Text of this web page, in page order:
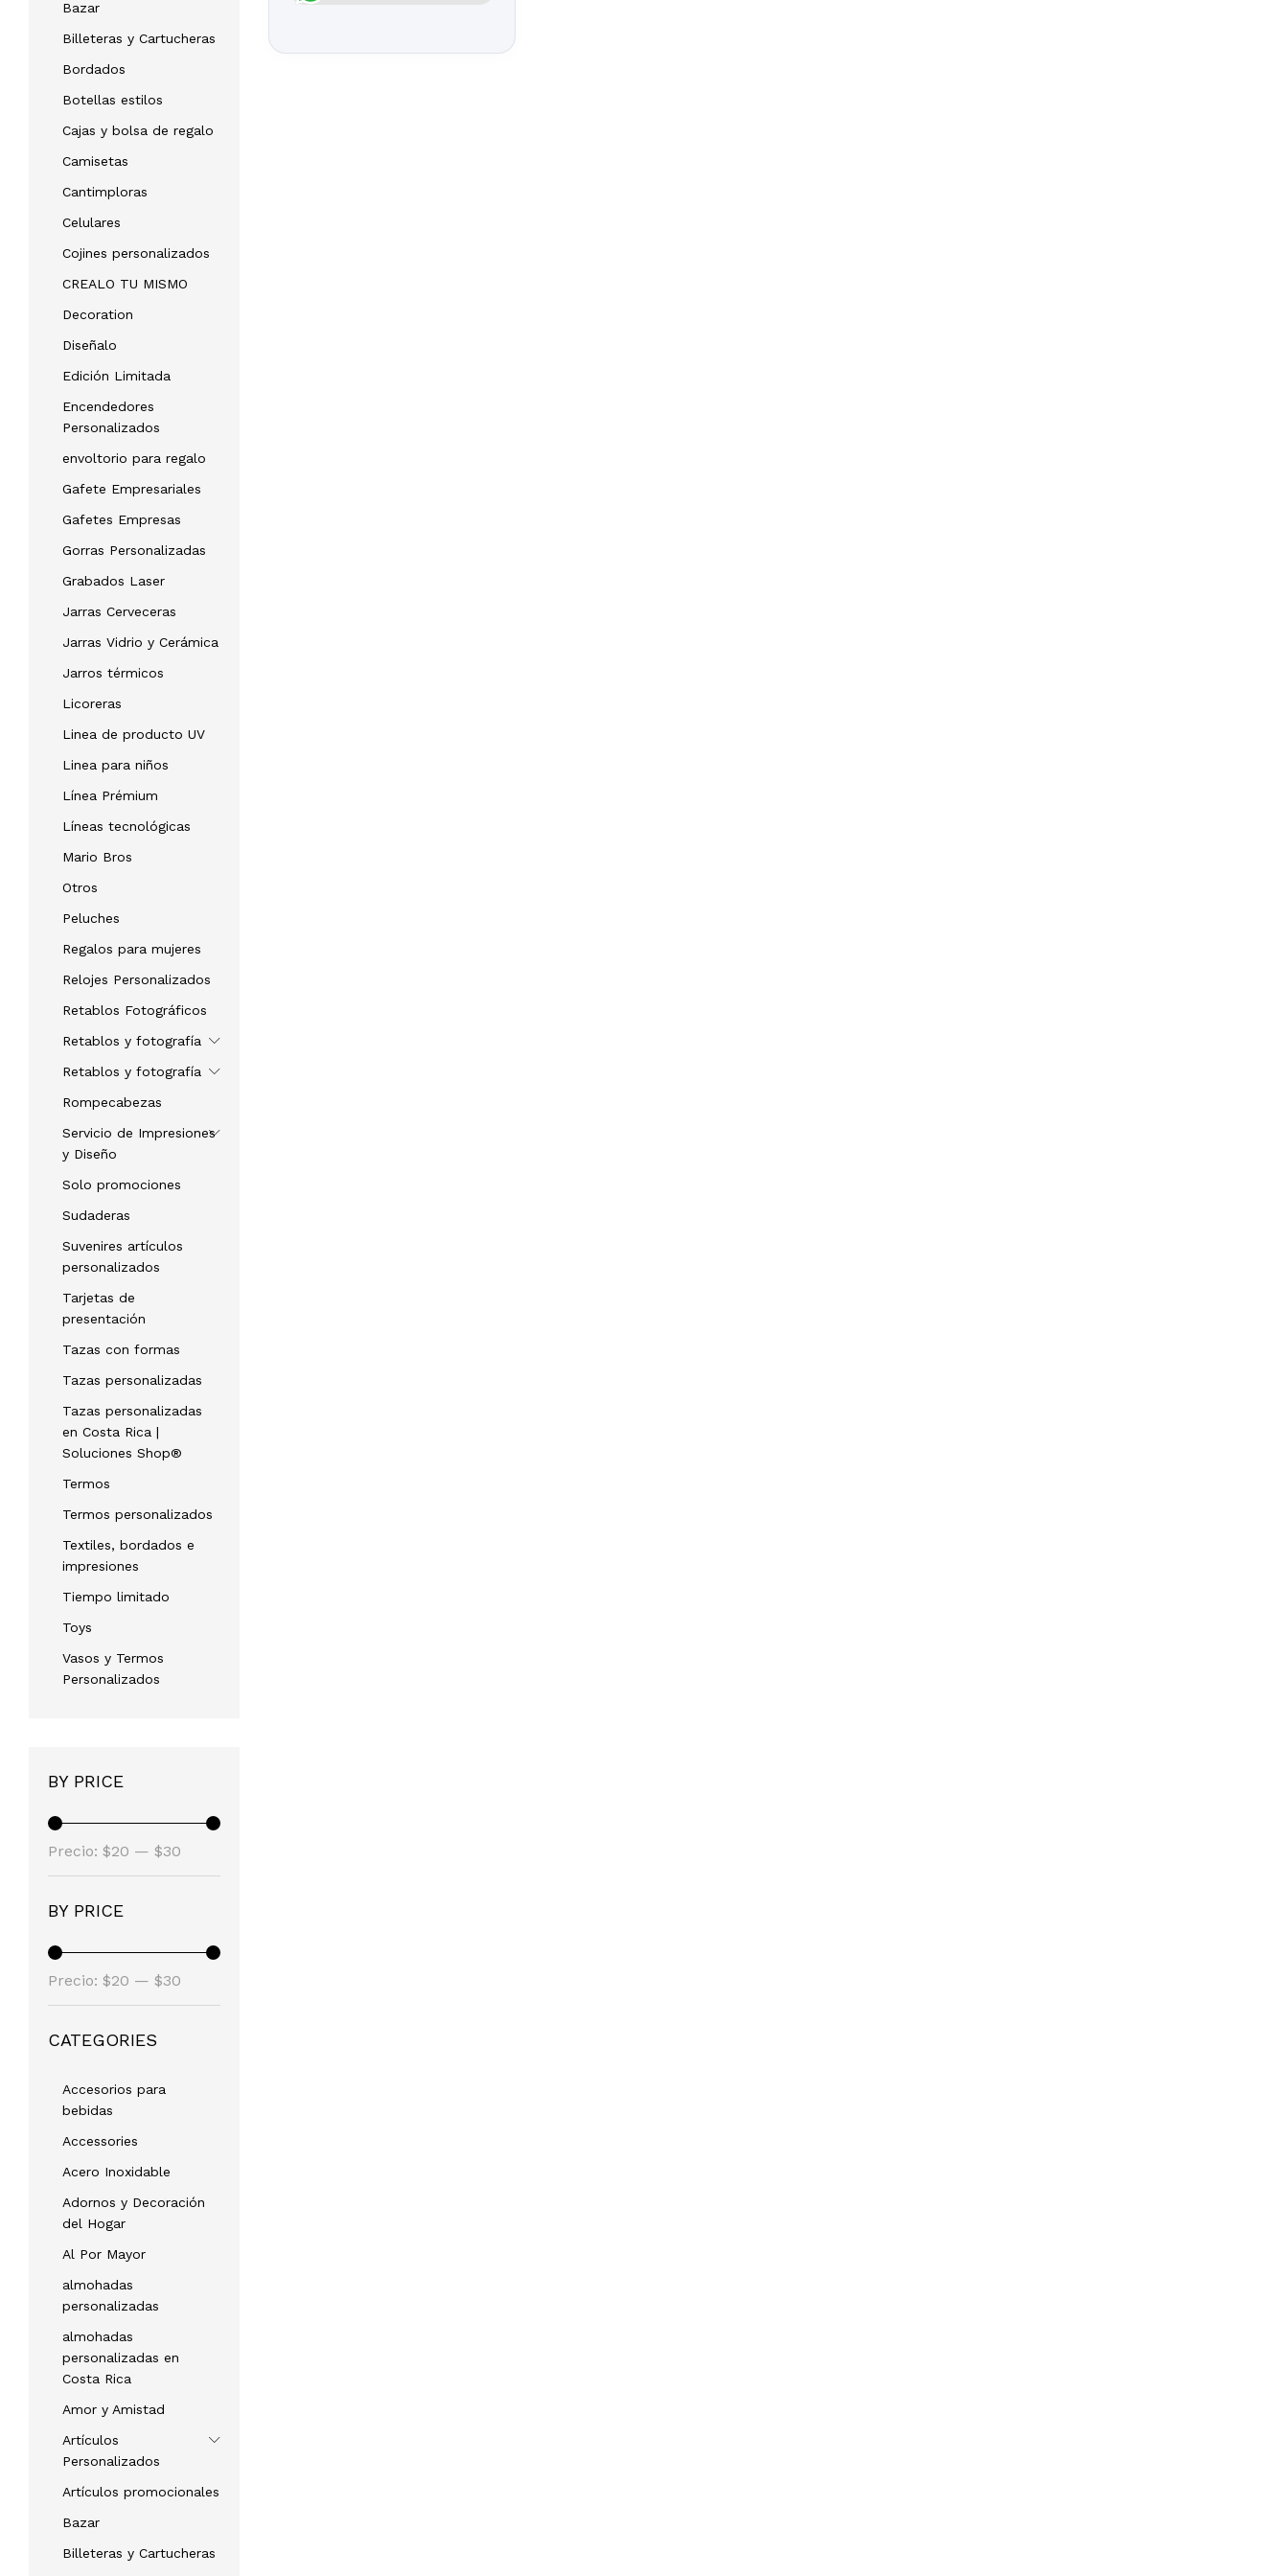
Bazar
Billeteras y Cartucheras
Bordados
Botellas estilos
Cajas y bolsa de regalo
Camisetas
Cantimploras
Celulares
Cojines personalizados
CREALO TU MISMO
Decoration
Diseñalo
Edición Limitada
Encendedores
Personalizados
envoltorio para regalo
Gafete Empresariales
Gafetes Empresas
Gorras Personalizadas
Grabados Laser
Jarras Cerveceras
Jarras Vidrio y Cerámica
Jarros térmicos
Licoreras
Linea de producto UV
Linea para niños
Línea Prémium
Líneas tecnológicas
Mario Bros
Otros
Peluches
Regalos para mujeres
Relojes Personalizados
Retablos Fotográficos
Retablos y fotografía
Retablos y fotografía
Rompecabezas
Servicio de Impresiones
y Diseño
Solo promociones
Sudaderas
Suvenires artículos
personalizados
Tarjetas de
presentación
Tazas con formas
Tazas personalizadas
Tazas personalizadas
en Costa Rica |
Soluciones Shop®
Termos
Termos personalizados
Textiles, bordados e
impresiones
Tiempo limitado
Toys
Vasos y Termos
Personalizados
BY PRICE
mínimo
máximo
Precio: $20 — $30
BY PRICE
mínimo
máximo
Precio: $20 — $30
CATEGORIES
Accesorios para
bebidas
Accessories
Acero Inoxidable
Adornos y Decoración
del Hogar
Al Por Mayor
almohadas
personalizadas
almohadas
personalizadas en
Costa Rica
Amor y Amistad
Artículos
Personalizados
Artículos promocionales
Bazar
Billeteras y Cartucheras